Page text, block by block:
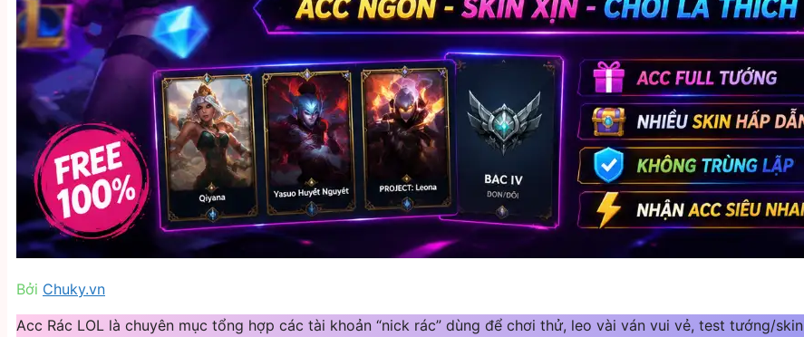
Bởi Chuky.vn
Acc Rác LOL là chuyên mục tổng hợp các tài khoản “nick rác” dùng để chơi thử, leo vài ván vui vẻ, test tướng/skin